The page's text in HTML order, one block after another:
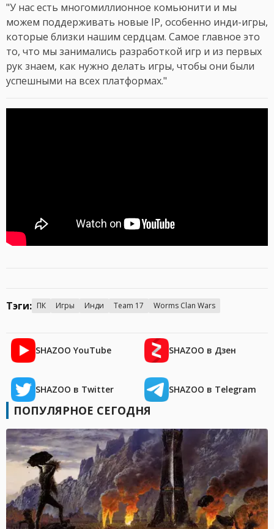
"У нас есть многомиллионное комьюнити и мы
можем поддерживать новые IP, особенно инди-игры,
которые близки нашим сердцам. Самое главное это
то, что мы занимались разработкой игр и из первых
рук знаем, как нужно делать игры, чтобы они были
успешными на всех платформах."
Тэги: ПК Игры Инди Team 17 Worms Clan Wars
SHAZOO YouTube SHAZOO в Дзен
SHAZOO в Twitter SHAZOO в Telegram
ПОПУЛЯРНОЕ СЕГОДНЯ